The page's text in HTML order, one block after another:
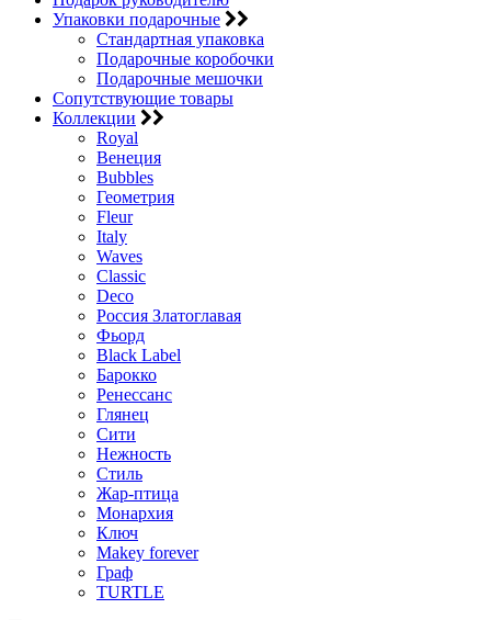
Упаковки подарочные
Стандартная упаковка
Подарочные коробочки
Подарочные мешочки
Сопутствующие товары
Коллекции
Royal
Венеция
Bubbles
Геометрия
Fleur
Italy
Waves
Classic
Deco
Россия Златоглавая
Фьорд
Black Label
Барокко
Ренессанс
Глянец
Сити
Нежность
Стиль
Жар-птица
Монархия
Ключ
Makey forever
Граф
TURTLE